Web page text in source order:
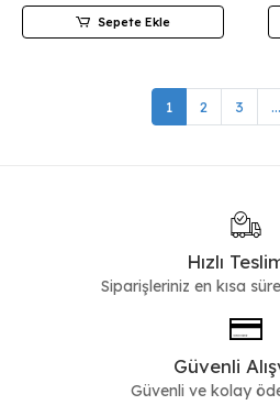
Sepete Ekle
1 2 3 ...
Hızlı
Siparişleriniz en kısa
Güvenli
Güvenli ve kolay